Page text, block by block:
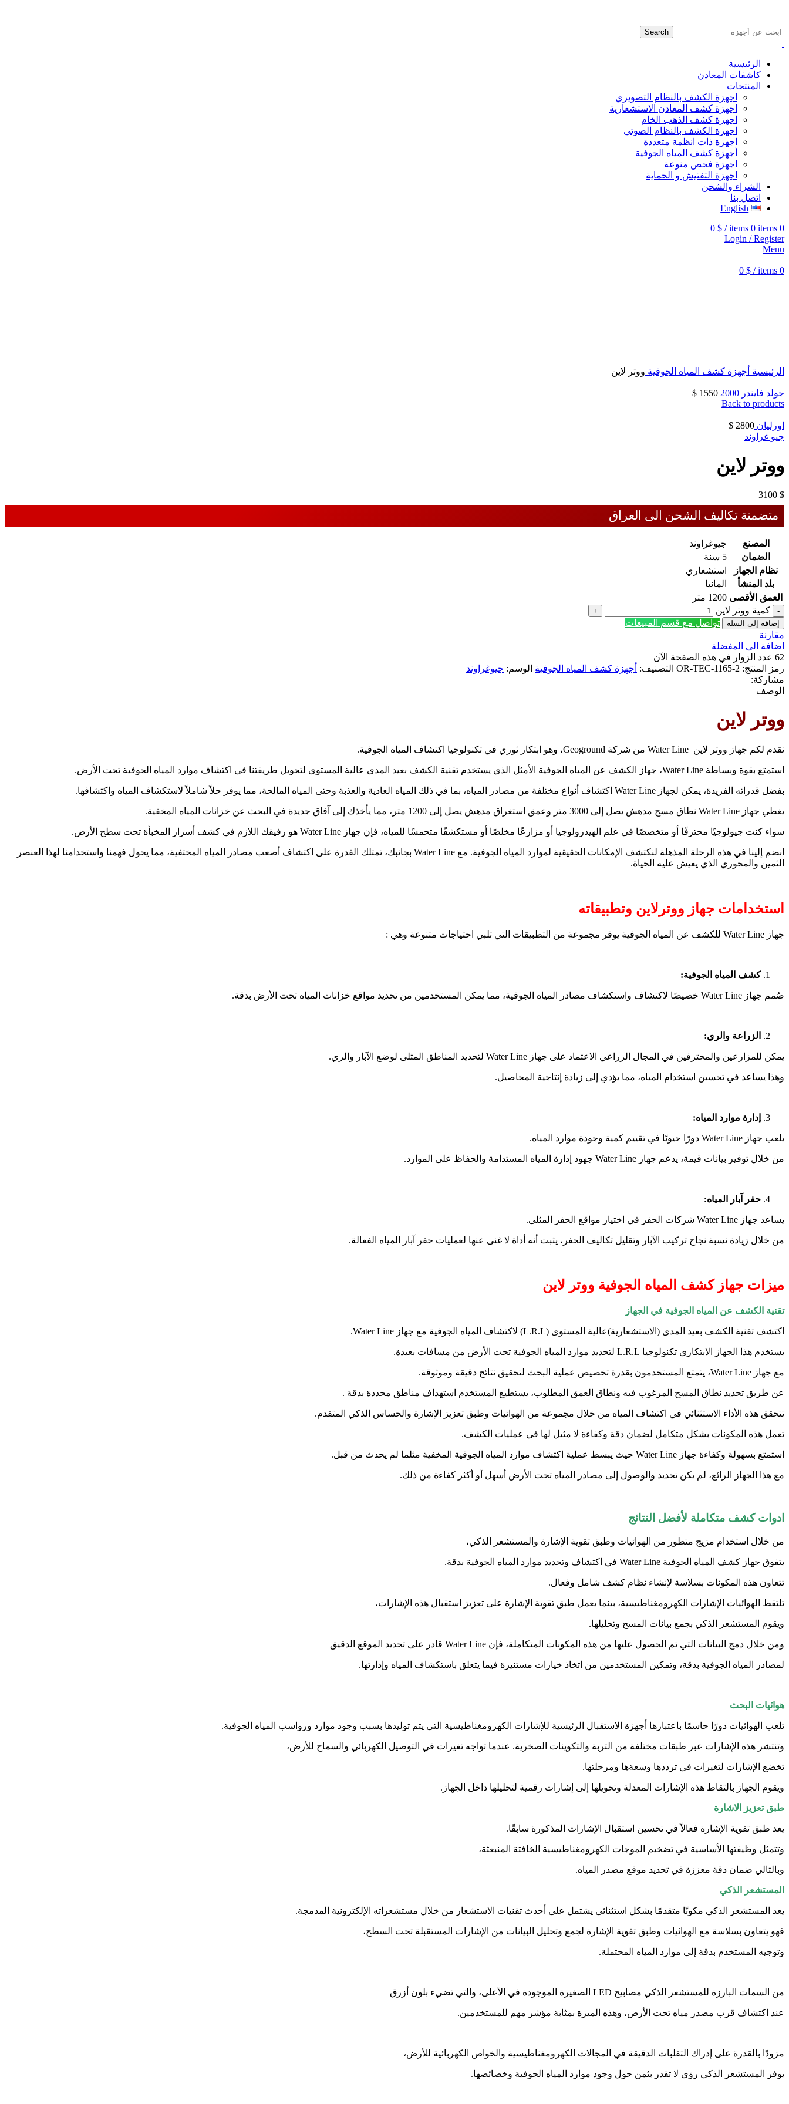
Search
الرئيسية
كاشفات المعادن
المنتجات
اجهزة الكشف بالنظام التصويري
اجهزة كشف المعادن الاستشعارية
اجهزة كشف الذهب الخام
اجهزة الكشف بالنظام الصوتي
اجهزة ذات انظمة متعددة
أجهزة كشف المياه الجوفية
اجهزة فحص منوعة
اجهزة التفتيش و الحماية
الشراء والشحن
اتصل بنا
English
0
items 0 items
/
0 $
Login / Register
Menu
0
items
/
0 $
الرئيسية أجهزة كشف المياه الجوفية ووتر لاين
جولد فايندر 2000 1550
$
Back to products
اورليان 2800
$
جيو غراوند
ووتر لاين
3100 $
متضمنة تكاليف الشحن الى العراق
المصنع
جيوغراوند
الضمان
5 سنة
نظام الجهاز
استشعاري
بلد المنشأ
المانيا
العمق الأقصى 1200 متر
كمية ووتر لاين
إضافة إلى السلة
تواصل مع قسم المبيعات
مقارنة
اضافة الى المفضلة
62 عدد الزوار في هذه الصفحة الآن
رمز المنتج: OR-TEC-1165-2 التصنيف: أجهزة كشف المياه الجوفية الوسم: جيوغراوند
مشاركة:
الوصف
ووتر لاين
نقدم لكم جهاز ووتر لاين Water Line من شركة Geoground، وهو ابتكار ثوري في تكنولوجيا اكتشاف المياه الجوفية.
استمتع بقوة وبساطة Water Line، جهاز الكشف عن المياه الجوفية الأمثل الذي يستخدم تقنية الكشف بعيد المدى عالية المستوى لتحويل طريقتنا في اكتشاف موارد المياه الجوفية تحت الأرض.
بفضل قدراته الفريدة، يمكن لجهاز Water Line اكتشاف أنواع مختلفة من مصادر المياه، بما في ذلك المياه العادية والعذبة وحتى المياه المالحة، مما يوفر حلاً شاملاً لاستكشاف المياه واكتشافها.
يغطي جهاز Water Line نطاق مسح مدهش يصل إلى 3000 متر وعمق استغراق مدهش يصل إلى 1200 متر، مما يأخذك إلى آفاق جديدة في البحث عن خزانات المياه المخفية.
سواء كنت جيولوجيًا محترفًا أو متخصصًا في علم الهيدرولوجيا أو مزارعًا مخلصًا أو مستكشفًا متحمسًا للمياه، فإن جهاز Water Line هو رفيقك اللازم في كشف أسرار المخبأة تحت سطح الأرض.
انضم إلينا في هذه الرحلة المذهلة لنكتشف الإمكانات الحقيقية لموارد المياه الجوفية. مع Water Line بجانبك، تمتلك القدرة على اكتشاف أصعب مصادر المياه المختفية، مما يحول فهمنا واستخدامنا لهذا العنصر
الثمين والمحوري الذي يعيش عليه الحياة.
استخدامات جهاز ووترلاين وتطبيقاته
جهاز Water Line للكشف عن المياه الجوفية يوفر مجموعة من التطبيقات التي تلبي احتياجات متنوعة وهي :
كشف المياه الجوفية:
صُمم جهاز Water Line خصيصًا لاكتشاف واستكشاف مصادر المياه الجوفية، مما يمكن المستخدمين من تحديد مواقع خزانات المياه تحت الأرض بدقة.
الزراعة والري:
يمكن للمزارعين والمحترفين في المجال الزراعي الاعتماد على جهاز Water Line لتحديد المناطق المثلى لوضع الآبار والري.
وهذا يساعد في تحسين استخدام المياه، مما يؤدي إلى زيادة إنتاجية المحاصيل.
إدارة موارد المياه:
يلعب جهاز Water Line دورًا حيويًا في تقييم كمية وجودة موارد المياه.
من خلال توفير بيانات قيمة، يدعم جهاز Water Line جهود إدارة المياه المستدامة والحفاظ على الموارد.
حفر آبار المياه:
يساعد جهاز Water Line شركات الحفر في اختيار مواقع الحفر المثلى.
من خلال زيادة نسبة نجاح تركيب الآبار وتقليل تكاليف الحفر، يثبت أنه أداة لا غنى عنها لعمليات حفر آبار المياه الفعالة.
ميزات جهاز كشف المياه الجوفية ووتر لاين
تقنية الكشف عن المياه الجوفية في الجهاز
اكتشف تقنية الكشف بعيد المدى (الاستشعارية)عالية المستوى (L.R.L) لاكتشاف المياه الجوفية مع جهاز Water Line.
يستخدم هذا الجهاز الابتكاري تكنولوجيا L.R.L لتحديد موارد المياه الجوفية تحت الأرض من مسافات بعيدة.
مع جهاز Water Line، يتمتع المستخدمون بقدرة تخصيص عملية البحث لتحقيق نتائج دقيقة وموثوقة.
عن طريق تحديد نطاق المسح المرغوب فيه ونطاق العمق المطلوب، يستطيع المستخدم استهداف مناطق محددة بدقة .
تتحقق هذه الأداء الاستثنائي في اكتشاف المياه من خلال مجموعة من الهوائيات وطبق تعزيز الإشارة والحساس الذكي المتقدم.
تعمل هذه المكونات بشكل متكامل لضمان دقة وكفاءة لا مثيل لها في عمليات الكشف.
استمتع بسهولة وكفاءة جهاز Water Line حيث يبسط عملية اكتشاف موارد المياه الجوفية المخفية مثلما لم يحدث من قبل.
مع هذا الجهاز الرائع، لم يكن تحديد والوصول إلى مصادر المياه تحت الأرض أسهل أو أكثر كفاءة من ذلك.
ادوات كشف متكاملة لأفضل النتائج
من خلال استخدام مزيج متطور من الهوائيات وطبق تقوية الإشارة والمستشعر الذكي،
يتفوق جهاز كشف المياه الجوفية Water Line في اكتشاف وتحديد موارد المياه الجوفية بدقة.
تتعاون هذه المكونات بسلاسة لإنشاء نظام كشف شامل وفعال.
تلتقط الهوائيات الإشارات الكهرومغناطيسية، بينما يعمل طبق تقوية الإشارة على تعزيز استقبال هذه الإشارات،
ويقوم المستشعر الذكي بجمع بيانات المسح وتحليلها.
ومن خلال دمج البيانات التي تم الحصول عليها من هذه المكونات المتكاملة، فإن Water Line قادر على تحديد الموقع الدقيق
لمصادر المياه الجوفية بدقة، وتمكين المستخدمين من اتخاذ خيارات مستنيرة فيما يتعلق باستكشاف المياه وإدارتها.
هوائيات البحث
تلعب الهوائيات دورًا حاسمًا باعتبارها أجهزة الاستقبال الرئيسية للإشارات الكهرومغناطيسية التي يتم توليدها بسبب وجود موارد ورواسب المياه الجوفية.
وتنتشر هذه الإشارات عبر طبقات مختلفة من التربة والتكوينات الصخرية. عندما تواجه تغيرات في التوصيل الكهربائي والسماح للأرض،
تخضع الإشارات لتغيرات في ترددها وسعةها ومرحلتها.
ويقوم الجهاز بالتقاط هذه الإشارات المعدلة وتحويلها إلى إشارات رقمية لتحليلها داخل الجهاز.
طبق تعزيز الاشارة
يعد طبق تقوية الإشارة فعالاً في تحسين استقبال الإشارات المذكورة سابقًا.
وتتمثل وظيفتها الأساسية في تضخيم الموجات الكهرومغناطيسية الخافتة المنبعثة،
وبالتالي ضمان دقة معززة في تحديد موقع مصدر المياه.
المستشعر الذكي
يعد المستشعر الذكي مكونًا متقدمًا بشكل استثنائي يشتمل على أحدث تقنيات الاستشعار من خلال مستشعراته الإلكترونية المدمجة.
فهو يتعاون بسلاسة مع الهوائيات وطبق تقوية الإشارة لجمع وتحليل البيانات من الإشارات المستقبلة تحت السطح،
وتوجيه المستخدم بدقة إلى موارد المياه المحتملة.
من السمات البارزة للمستشعر الذكي مصابيح LED الصغيرة الموجودة في الأعلى، والتي تضيء بلون أزرق
عند اكتشاف قرب مصدر مياه تحت الأرض، وهذه الميزة بمثابة مؤشر مهم للمستخدمين.
مزودًا بالقدرة على إدراك التقلبات الدقيقة في المجالات الكهرومغناطيسية والخواص الكهربائية للأرض،
يوفر المستشعر الذكي رؤى لا تقدر بثمن حول وجود موارد المياه الجوفية وخصائصها.